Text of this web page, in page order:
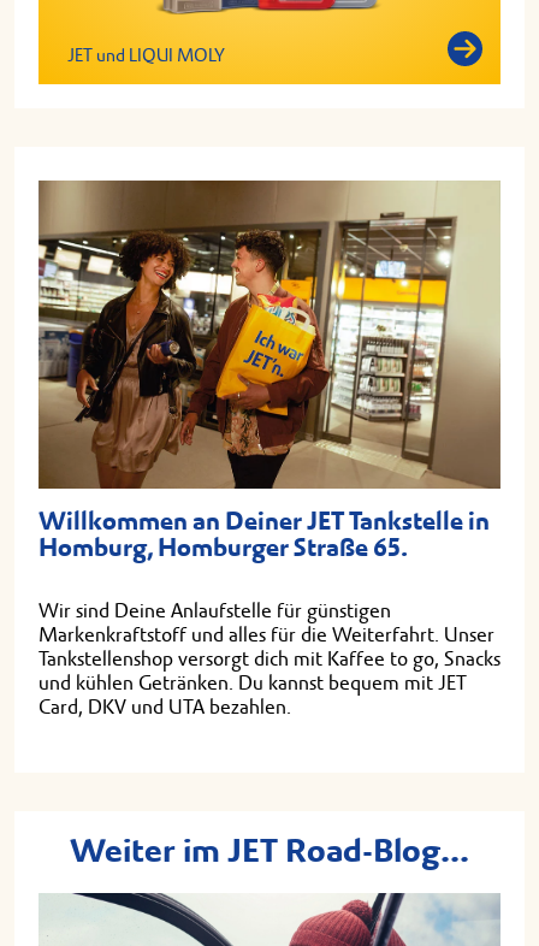
JET und LIQUI MOLY
Willkommen an Deiner JET Tankstelle in
Homburg, Homburger Straße 65.
Wir sind Deine Anlaufstelle für günstigen
Markenkraftstoff und alles für die Weiterfahrt. Unser
Tankstellenshop versorgt dich mit Kaffee to go, Snacks
und kühlen Getränken. Du kannst bequem mit JET
Card, DKV und UTA bezahlen.
Weiter im JET Road-Blog...